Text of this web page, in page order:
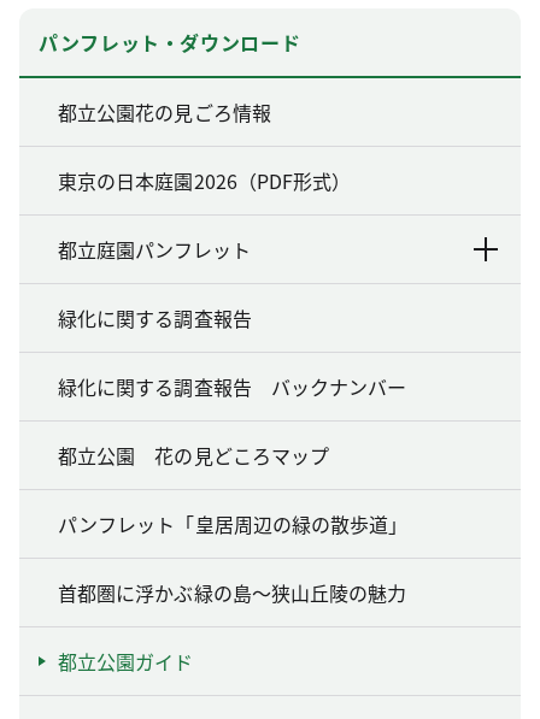
パンフレット・ダウンロード
都立公園花の見ごろ情報
東京の日本庭園2026（PDF形式）
都立庭園パンフレット
緑化に関する調査報告
緑化に関する調査報告 バックナンバー
都立公園 花の見どころマップ
パンフレット「皇居周辺の緑の散歩道」
首都圏に浮かぶ緑の島～狭山丘陵の魅力
都立公園ガイド